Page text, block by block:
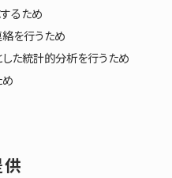
るため
を行うため
た統計的分析を行うため